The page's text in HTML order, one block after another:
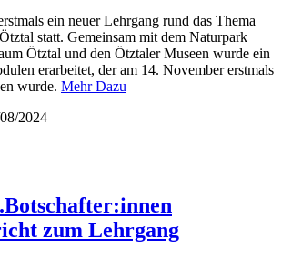
ein neuer Lehrgang rund das Thema
statt. Gemeinsam mit dem Naturpark
Ötztal und den Ötztaler Museen wurde ein
erarbeitet, der am 14. November erstmals
wurde. Mehr Dazu
2024
zum Lehrgang